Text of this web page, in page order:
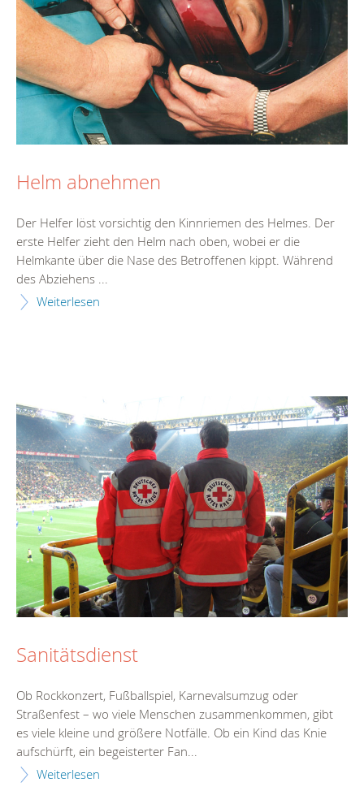
Helm abnehmen
Der Helfer löst vorsichtig den Kinnriemen des Helmes. Der
erste Helfer zieht den Helm nach oben, wobei er die
Helmkante über die Nase des Betroffenen kippt. Während
des Abziehens ...
Weiterlesen
Sanitätsdienst
Ob Rockkonzert, Fußballspiel, Karnevalsumzug oder
Straßenfest – wo viele Menschen zusammenkommen, gibt
es viele kleine und größere Notfälle. Ob ein Kind das Knie
aufschürft, ein begeisterter Fan...
Weiterlesen